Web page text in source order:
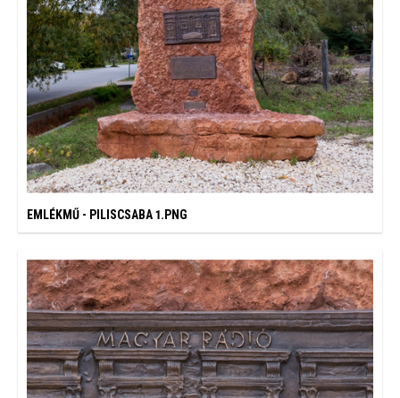
EMLÉKMŰ - PILISCSABA 1.PNG